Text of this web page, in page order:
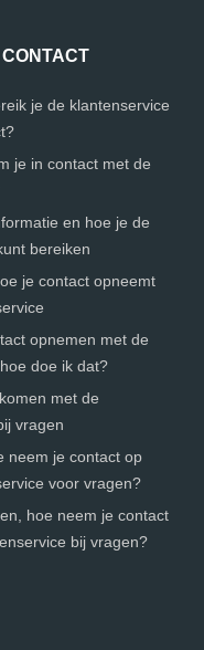
je de klantenservice
je in contact met de
en hoe je de
bereiken
je contact opneemt
opnemen met de
doe ik dat?
met de
vragen
neem je contact op
voor vragen?
hoe neem je contact
bij vragen?